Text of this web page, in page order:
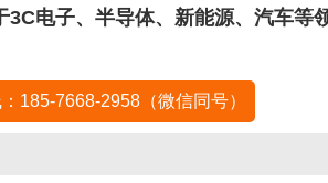
电子、半导体、新能源、汽车等
185-7668-2958（微信同号）